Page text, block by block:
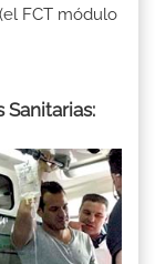
FCT módulo